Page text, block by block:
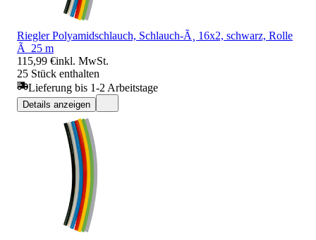
Riegler Polyamidschlauch, Schlauch-Ã¸ 16x2, schwarz, Rolle
Ã 25 m
115,99 €inkl. MwSt.
25 Stück enthalten
Lieferung bis 1-2 Arbeitstage
Details anzeigen